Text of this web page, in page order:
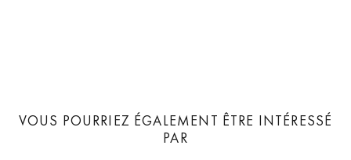
VOUS POURRIEZ ÉGALEMENT ÊTRE INTÉRESSÉ
PAR